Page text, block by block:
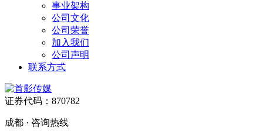
事业架构
公司文化
公司荣誉
加入我们
公司声明
联系方式
证券代码：870782
成都 · 咨询热线